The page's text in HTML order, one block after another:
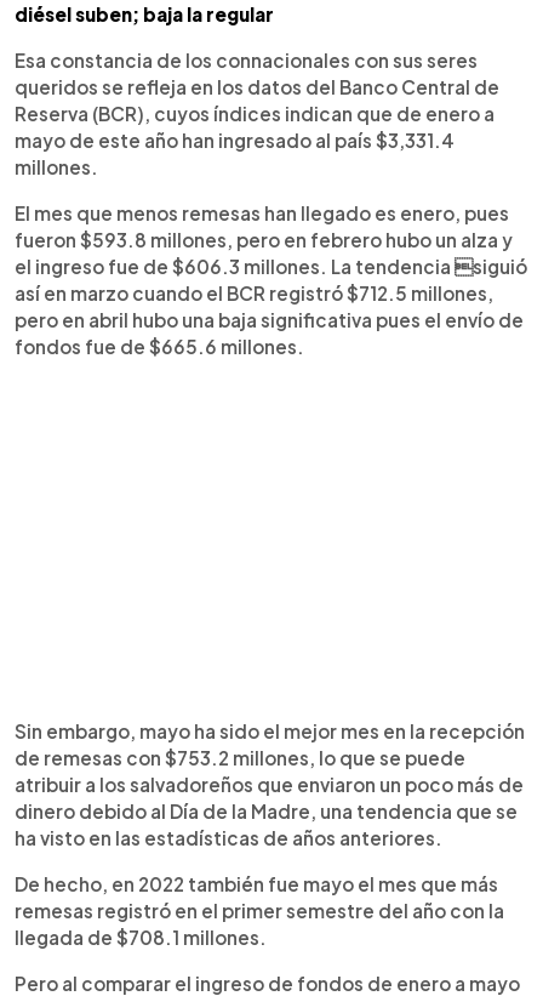
diésel suben; baja la regular
Esa constancia de los connacionales con sus seres
queridos se refleja en los datos del Banco Central de
Reserva (BCR), cuyos índices indican que de enero a
mayo de este año han ingresado al país $3,331.4
millones.
El mes que menos remesas han llegado es enero, pues
fueron $593.8 millones, pero en febrero hubo un alza y
el ingreso fue de $606.3 millones. La tendencia siguió
así en marzo cuando el BCR registró $712.5 millones,
pero en abril hubo una baja significativa pues el envío de
fondos fue de $665.6 millones.
Sin embargo, mayo ha sido el mejor mes en la recepción
de remesas con $753.2 millones, lo que se puede
atribuir a los salvadoreños que enviaron un poco más de
dinero debido al Día de la Madre, una tendencia que se
ha visto en las estadísticas de años anteriores.
De hecho, en 2022 también fue mayo el mes que más
remesas registró en el primer semestre del año con la
llegada de $708.1 millones.
Pero al comparar el ingreso de fondos de enero a mayo